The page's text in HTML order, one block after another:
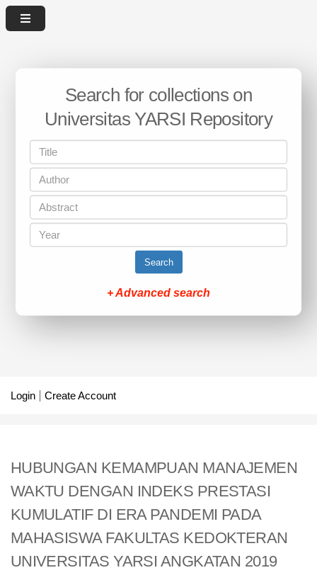
Search for collections on
Universitas YARSI Repository
Search
+ Advanced search
Login Create Account
HUBUNGAN KEMAMPUAN MANAJEMEN
WAKTU DENGAN INDEKS PRESTASI
KUMULATIF DI ERA PANDEMI PADA
MAHASISWA FAKULTAS KEDOKTERAN
UNIVERSITAS YARSI ANGKATAN 2019